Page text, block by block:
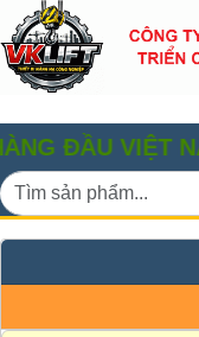
VIỆT NAM